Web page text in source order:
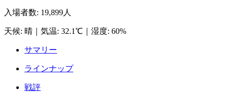
入場者数: 19,899人
天候: 晴 気温: 32.1℃ 湿度: 60%
サマリー
ラインナップ
戦評